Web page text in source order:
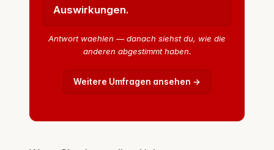
Auswirkungen.
Antwort waehlen — danach siehst du, wie die
anderen abgestimmt haben.
Weitere Umfragen ansehen →